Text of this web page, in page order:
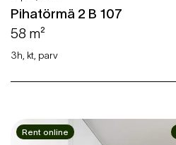
Pihatörmä 2 B 107
58 m²
3h, kt, parv
Rent online